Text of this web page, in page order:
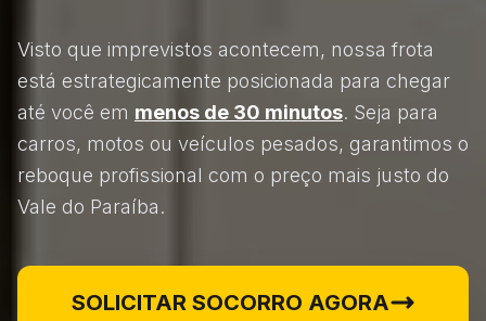
Visto que imprevistos acontecem, nossa frota
está estrategicamente posicionada para chegar
até você em menos de 30 minutos. Seja para
carros, motos ou veículos pesados, garantimos o
reboque profissional com o preço mais justo do
Vale do Paraíba.
SOLICITAR SOCORRO AGORA